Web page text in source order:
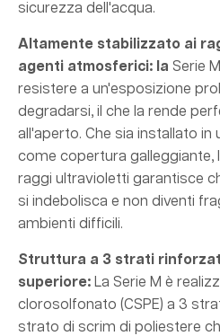
sicurezza dell'acqua.
Altamente stabilizzato ai
agenti atmosferici: la Serie
resistere a un'esposizione
degradarsi, il che la rende
all'aperto. Che sia installato
come copertura galleggiante,
raggi ultravioletti garantisce
si indebolisca e non diventi
ambienti difficili.
Struttura a 3 strati
superiore: La Serie M è
clorosolfonato (CSPE) a 3
strato di scrim di poliestere